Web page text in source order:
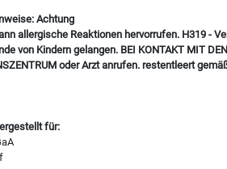
Achtung
allergische Reaktionen hervorrufen. H319 -
von Kindern gelangen. BEI KONTAKT MIT
oder Arzt anrufen. restentleert
für: